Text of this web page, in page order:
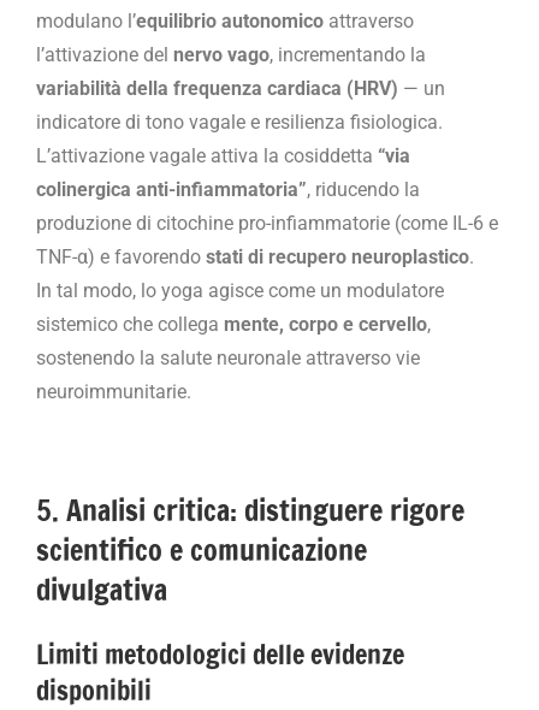
modulano l’equilibrio autonomico attraverso
l’attivazione del nervo vago, incrementando la
variabilità della frequenza cardiaca (HRV) — un
indicatore di tono vagale e resilienza fisiologica.
L’attivazione vagale attiva la cosiddetta “via
colinergica anti-infiammatoria”, riducendo la
produzione di citochine pro-infiammatorie (come IL-6 e
TNF-α) e favorendo stati di recupero neuroplastico.
In tal modo, lo yoga agisce come un modulatore
sistemico che collega mente, corpo e cervello,
sostenendo la salute neuronale attraverso vie
neuroimmunitarie.
5. Analisi critica: distinguere rigore
scientifico e comunicazione
divulgativa
Limiti metodologici delle evidenze
disponibili